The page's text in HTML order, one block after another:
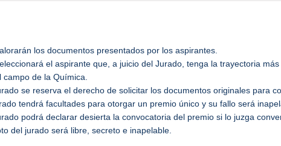
los documentos presentados por los aspirantes.
el aspirante que, a juicio del Jurado, tenga la trayectoria
campo de la Química.
se reserva el derecho de solicitar los documentos originales para
tendrá facultades para otorgar un premio único y su fallo será
podrá declarar desierta la convocatoria del premio si lo juzga
del jurado será libre, secreto e inapelable.